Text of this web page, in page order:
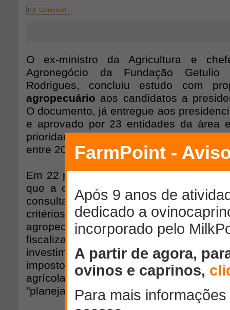
Comente!!!
O ex-ministro da Agricultura e
Agronegócio da Fundação Getulio
Rodrigues, concluiu estudo com
agropecuário aos candidatos a
O documento, já entregue aos
e aprovado por 23 entidades da área
prioridades a serem tomadas pelo
entre 2015 e 2022.
Em 22 páginas, o documento propõe,
que a escolha de
ministros da
consulta e aprovação por entidades do
critérios técnicos; a criação de uma
agropecuária nos moldes da Receita
fiscalização; meta anual de 2% do
investimento em pesquisa
impostos embutidos no custo de
agrícolas; e que as políticas
"planejamento estratégico" da